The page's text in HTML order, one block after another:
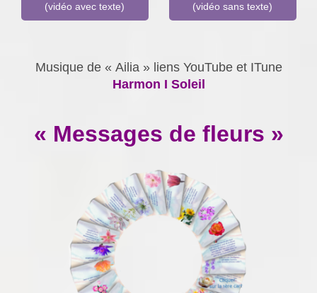
(vidéo avec texte)
(vidéo sans texte)
Musique de « Ailia » liens YouTube et ITune
Harmon I Soleil
« Messages de fleurs »